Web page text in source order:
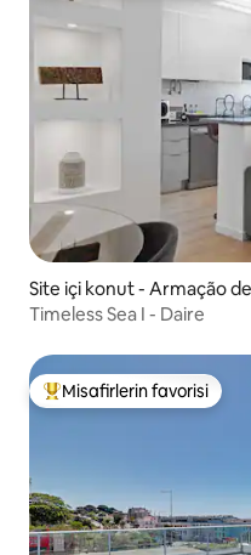
Site içi konut - Armação
Timeless Sea I - Daire
Misafirlerin favorilerinden
Misafirlerin favorisi